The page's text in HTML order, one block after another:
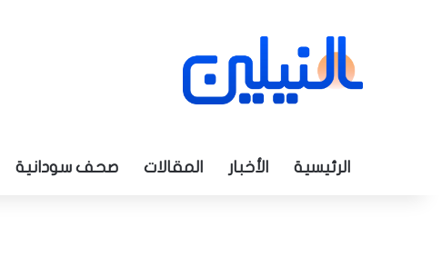
الرئيسية الأخبار المقالات صحف سودانية